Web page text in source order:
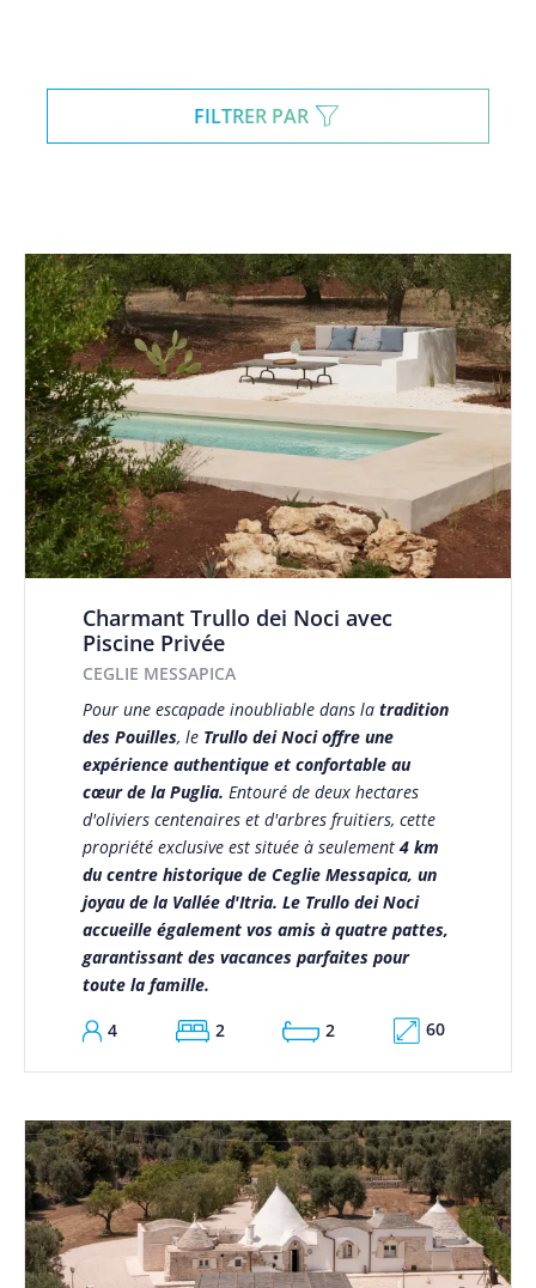
FILTRER PAR
Charmant Trullo dei Noci avec
Piscine Privée
CEGLIE MESSAPICA
Pour une escapade inoubliable dans la tradition
des Pouilles, le Trullo dei Noci offre une
expérience authentique et confortable au
cœur de la Puglia. Entouré de deux hectares
d'oliviers centenaires et d'arbres fruitiers, cette
propriété exclusive est située à seulement 4 km
du centre historique de Ceglie Messapica, un
joyau de la Vallée d'Itria. Le Trullo dei Noci
accueille également vos amis à quatre pattes,
garantissant des vacances parfaites pour
toute la famille.
4
2 2 60